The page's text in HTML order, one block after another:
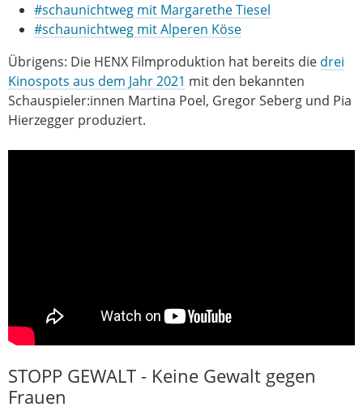
#schaunichtweg mit Margarethe Tiesel
#schaunichtweg mit Alperen Köse
Übrigens: Die HENX Filmproduktion hat bereits die drei
Kinospots aus dem Jahr 2021 mit den bekannten
Schauspieler:innen Martina Poel, Gregor Seberg und Pia
Hierzegger produziert.
STOPP GEWALT - Keine Gewalt gegen
Frauen